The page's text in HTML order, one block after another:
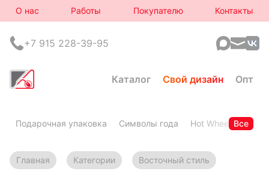
О нас Работы Покупателю Контакты
+7 915 228-39-95
Каталог Свой дизайн Опт
Подарочная упаковка Символы года Hot WheelsВсе
Главная Категории Восточный стиль